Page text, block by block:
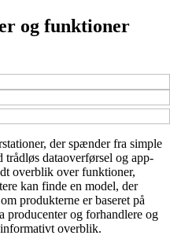
og funktioner
der spænder fra simple
trådløs dataoverførsel og app-
overblik over funktioner,
kan finde en model, der
produkterne er baseret på
og forhandlere og
overblik.